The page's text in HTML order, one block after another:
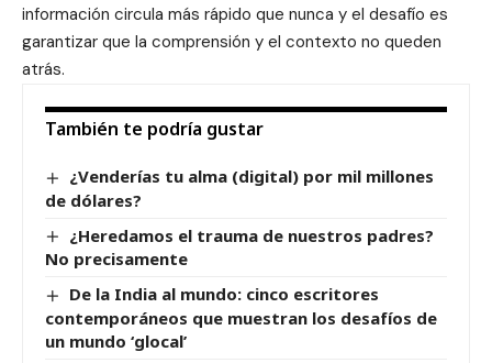
información circula más rápido que nunca y el desafío es
garantizar que la comprensión y el contexto no queden
atrás.
También te podría gustar
¿Venderías tu alma (digital) por mil millones
de dólares?
¿Heredamos el trauma de nuestros padres?
No precisamente
De la India al mundo: cinco escritores
contemporáneos que muestran los desafíos de
un mundo ‘glocal’